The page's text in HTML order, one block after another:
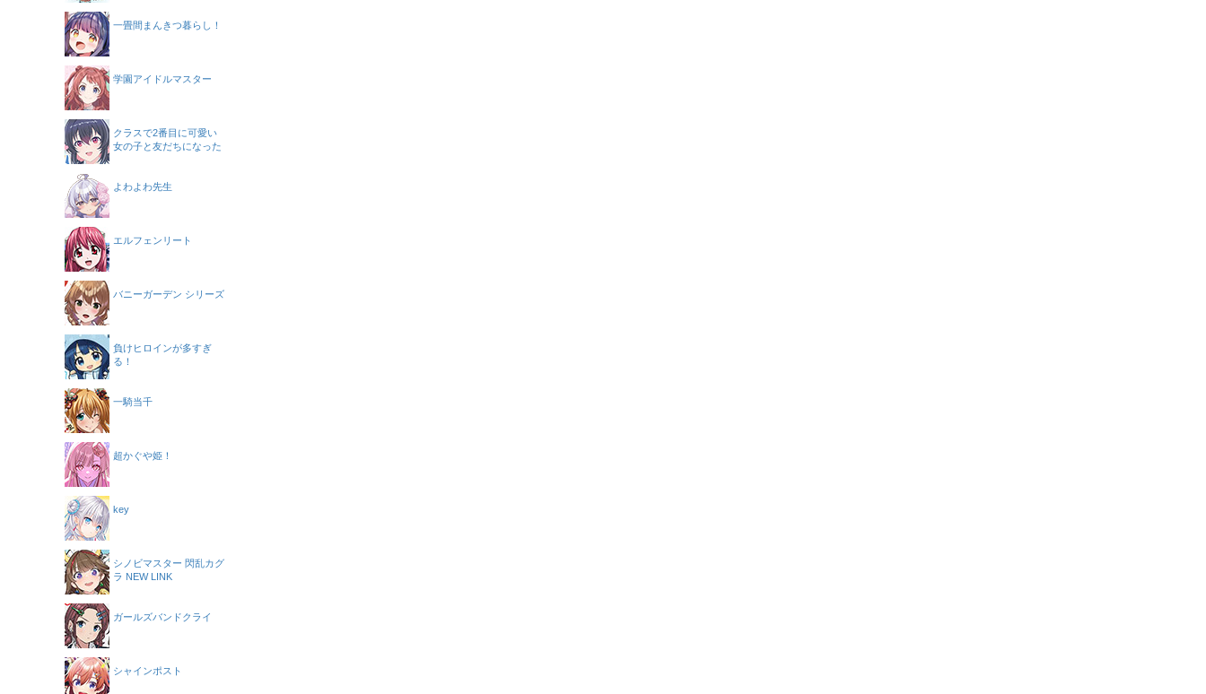
一畳間まんきつ暮らし！
学園アイドルマスター
クラスで2番目に可愛い
女の子と友だちになった
よわよわ先生
エルフェンリート
バニーガーデン シリーズ
負けヒロインが多すぎ
る！
一騎当千
超かぐや姫！
key
シノビマスター 閃乱カグ
ラ NEW LINK
ガールズバンドクライ
シャインポスト